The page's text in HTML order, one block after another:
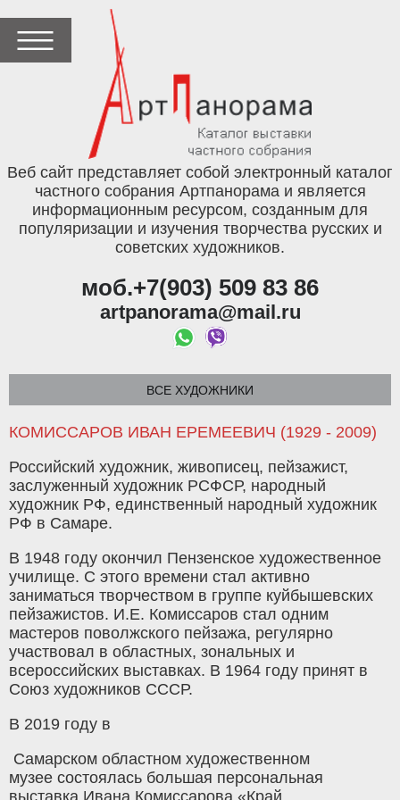
Веб сайт представляет собой электронный каталог
частного собрания Артпанорама и является
информационным ресурсом, созданным для
популяризации и изучения творчества русских и
советских художников.
моб.+7(903) 509 83 86
artpanorama@mail.ru
ВСЕ ХУДОЖНИКИ
КОМИССАРОВ ИВАН ЕРЕМЕЕВИЧ (1929 - 2009)
Российский художник, живописец, пейзажист,
заслуженный художник РСФСР, народный
художник РФ, единственный народный художник
РФ в Самаре.
В 1948 году окончил Пензенское художественное
училище. С этого времени стал активно
заниматься творчеством в группе куйбышевских
пейзажистов. И.Е. Комиссаров стал одним
мастеров поволжского пейзажа, регулярно
участвовал в областных, зональных и
всероссийских выставках. В 1964 году принят в
Союз художников СССР.
В 2019 году в
Самарском областном художественном
музее состоялась большая персональная